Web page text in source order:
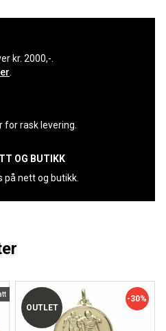
kr. 2000,-.
for rask levering.
OG BUTIKK
på nett og butikk.
OUTLET
-30%